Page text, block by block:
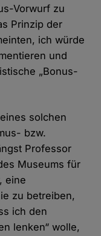
Vorwurf zu
Prinzip der
ich würde
und
„Bonus-
solchen
bzw.
Professor
Museums für
eine
zu betreiben,
ich den
lenken“ wolle,